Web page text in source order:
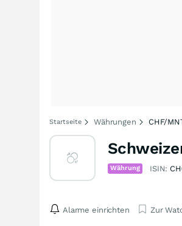
Startseite Währungen CHF/
Währung ISIN:
Alarme einrichten Zur